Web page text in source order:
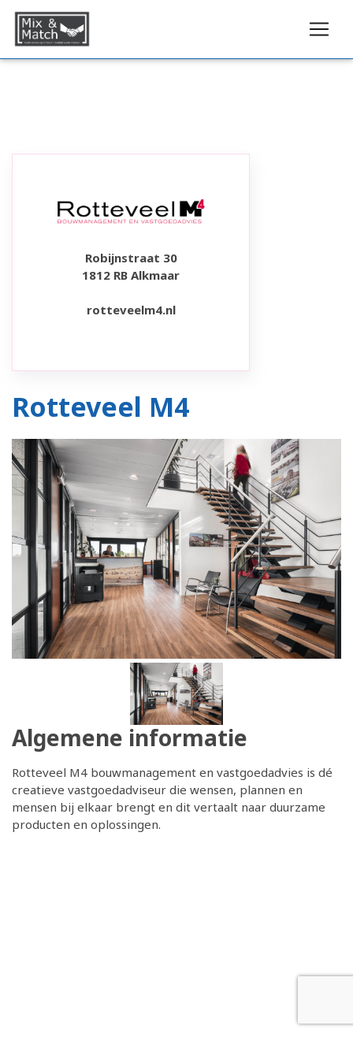
Robijnstraat 30
1812 RB Alkmaar
rotteveelm4.nl
Rotteveel M4
Algemene informatie
Rotteveel M4 bouwmanagement en vastgoedadvies is dé
creatieve vastgoedadviseur die wensen, plannen en
mensen bij elkaar brengt en dit vertaalt naar duurzame
producten en oplossingen.